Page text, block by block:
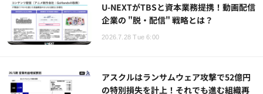
U-NEXTがTBSと資本業務提携！動画配信
企業の "脱・配信" 戦略とは？
2026.7.28 Tue 6:00
アスクルはランサムウェア攻撃で52億円
の特別損失を計上！それでも進む組織再